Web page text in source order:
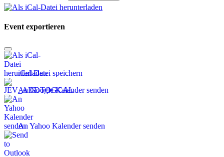
Event exportieren
iCal-Datei speichern
An Google Kalender senden
An Yahoo Kalender senden